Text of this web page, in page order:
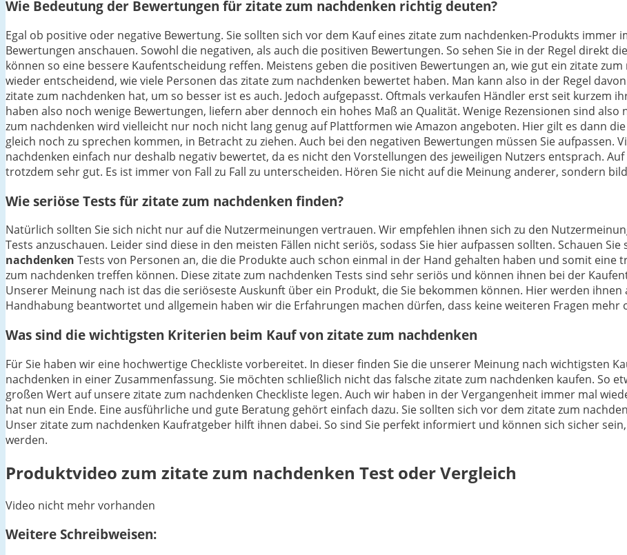
Wie Bedeutung der Bewertungen für zitate zum nachdenken richtig deuten?
Egal ob positive oder negative Bewertung. Sie sollten sich vor dem Kauf eines zitate zum nachdenken-Produkts immer
Bewertungen anschauen. Sowohl die negativen, als auch die positiven Bewertungen. So sehen Sie in der Regel direkt
können so eine bessere Kaufentscheidung reffen. Meistens geben die positiven Bewertungen an, wie gut ein zitate
wieder entscheidend, wie viele Personen das zitate zum nachdenken bewertet haben. Man kann also in der Regel
zitate zum nachdenken hat, um so besser ist es auch. Jedoch aufgepasst. Oftmals verkaufen Händler erst seit kurzem
haben also noch wenige Bewertungen, liefern aber dennoch ein hohes Maß an Qualität. Wenige Rezensionen sind
zum nachdenken wird vielleicht nur noch nicht lang genug auf Plattformen wie Amazon angeboten. Hier gilt es dann
gleich noch zu sprechen kommen, in Betracht zu ziehen. Auch bei den negativen Bewertungen müssen Sie aufpassen.
nachdenken einfach nur deshalb negativ bewertet, da es nicht den Vorstellungen des jeweiligen Nutzers entsprach.
trotzdem sehr gut. Es ist immer von Fall zu Fall zu unterscheiden. Hören Sie nicht auf die Meinung anderer, sondern
Wie seriöse Tests für zitate zum nachdenken finden?
Natürlich sollten Sie sich nicht nur auf die Nutzermeinungen vertrauen. Wir empfehlen ihnen sich zu den
Tests anzuschauen. Leider sind diese in den meisten Fällen nicht seriös, sodass Sie hier aufpassen sollten. Schauen Sie
nachdenken Tests von Personen an, die die Produkte auch schon einmal in der Hand gehalten haben und somit eine
zum nachdenken treffen können. Diese zitate zum nachdenken Tests sind sehr seriös und können ihnen bei der
Unserer Meinung nach ist das die seriöseste Auskunft über ein Produkt, die Sie bekommen können. Hier werden
Handhabung beantwortet und allgemein haben wir die Erfahrungen machen dürfen, dass keine weiteren Fragen mehr
Was sind die wichtigsten Kriterien beim Kauf von zitate zum nachdenken
Für Sie haben wir eine hochwertige Checkliste vorbereitet. In dieser finden Sie die unserer Meinung nach wichtigsten
nachdenken in einer Zusammenfassung. Sie möchten schließlich nicht das falsche zitate zum nachdenken kaufen. So
großen Wert auf unsere zitate zum nachdenken Checkliste legen. Auch wir haben in der Vergangenheit immer mal
hat nun ein Ende. Eine ausführliche und gute Beratung gehört einfach dazu. Sie sollten sich vor dem zitate zum
Unser zitate zum nachdenken Kaufratgeber hilft ihnen dabei. So sind Sie perfekt informiert und können sich sicher
werden.
Produktvideo zum zitate zum nachdenken Test oder Vergleich
Video nicht mehr vorhanden
Weitere Schreibweisen: